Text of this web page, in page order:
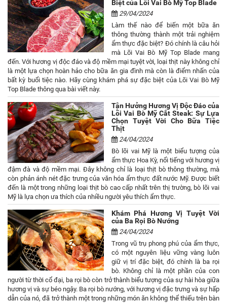
Biệt của Lõi Vai Bò Mỹ Top Blade
29/04/2024
Làm thế nào để biến một bữa ăn
thông thường thành một trải nghiệm
ẩm thực đặc biệt? Đó chính là câu hỏi
mà Lõi Vai Bò Mỹ Top Blade mang
đến. Với hương vị độc đáo và độ mềm mại tuyệt vời, loại thịt này không chỉ
là một lựa chọn hoàn hảo cho bữa ăn gia đình mà còn là điểm nhấn của
bất kỳ buổi tiệc nào. Hãy cùng khám phá sự đặc biệt của Lõi Vai Bò Mỹ
Top Blade thông qua bài viết này.
Tận Hưởng Hương Vị Độc Đáo của
Lõi Vai Bò Mỹ Cắt Steak: Sự Lựa
Chọn Tuyệt Vời Cho Bữa Tiệc
Thịt
24/04/2024
Bò lõi vai Mỹ là một biểu tượng của
ẩm thực Hoa Kỳ, nổi tiếng với hương vị
đậm đà và độ mềm mại. Đây không chỉ là loại thịt bò thông thường, mà
còn phản ánh nét đặc trưng của văn hóa ẩm thực đất nước Mỹ. Được biết
đến là một trong những loại thịt bò cao cấp nhất trên thị trường, bò lõi vai
Mỹ là lựa chọn ưa thích của nhiều người yêu thích ẩm thực.
Khám Phá Hương Vị Tuyệt Vời
của Ba Rọi Bò Nướng
24/04/2024
Trong vũ trụ phong phú của ẩm thực,
có một nguyên liệu vững vàng luôn
giữ vị trí đặc biệt, đó chính là ba rọi
bò. Không chỉ là một phần của con
người từ thời cổ đại, ba rọi bò còn trở thành biểu tượng của sự hài hòa giữa
hương vị và sự béo ngậy. Ba rọi bò nướng, với hương vị đặc trưng và sự hấp
dẫn của nó, đã trở thành một trong những món ăn không thể thiếu trên bàn